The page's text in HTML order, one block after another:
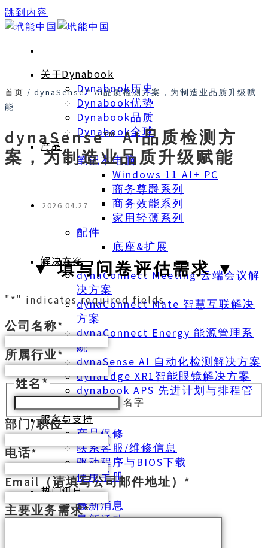
跳到内容
关于Dynabook
Dynabook历史
Dynabook优势
Dynabook品质
Dynabook全球
产品
笔记本电脑
Windows 11 AI+ PC
商务尊爵系列
商务效能系列
家用轻薄系列
配件
底座&扩展
解决方案
dynaConnect Meeting 云端会议解
决方案
dynaConnect Mate 智慧互联解决
方案
dynaConnect Energy 能源管理系
統
dynaSense AI 自动化检测解决方案
dynaEdge XR1智能眼镜解决方案
dynabook APS 先进计划与排程管
服务与支持
产品保修
联系客服/维修信息
驱动程序与BIOS下载
使用手册
热门讯息
最新消息
最新活动
首页 / dynaSense™ AI品质检测方案，为制造业品质升级赋
能
dynaSense™ AI品质检测方
案，为制造业品质升级赋能
2026.04.27
▼ 填写问卷评估需求 ▼
" *" indicates required fields
公司名称*
所属行业*
姓名*
名字
部门/职位*
电话*
Email（请填写公司邮件地址） *
主要业务需求*